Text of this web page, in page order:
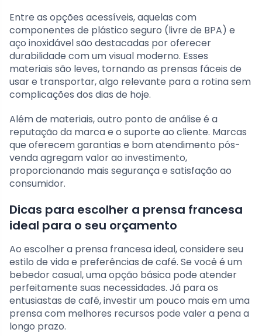
Entre as opções acessíveis, aquelas com
componentes de plástico seguro (livre de BPA) e
aço inoxidável são destacadas por oferecer
durabilidade com um visual moderno. Esses
materiais são leves, tornando as prensas fáceis de
usar e transportar, algo relevante para a rotina sem
complicações dos dias de hoje.
Além de materiais, outro ponto de análise é a
reputação da marca e o suporte ao cliente. Marcas
que oferecem garantias e bom atendimento pós-
venda agregam valor ao investimento,
proporcionando mais segurança e satisfação ao
consumidor.
Dicas para escolher a prensa francesa
ideal para o seu orçamento
Ao escolher a prensa francesa ideal, considere seu
estilo de vida e preferências de café. Se você é um
bebedor casual, uma opção básica pode atender
perfeitamente suas necessidades. Já para os
entusiastas de café, investir um pouco mais em uma
prensa com melhores recursos pode valer a pena a
longo prazo.